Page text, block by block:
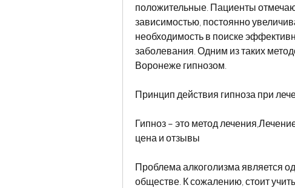
положительные. Пациенты
зависимостью, постоянно
необходимость в поиске
заболевания. Одним из таких
Воронеже гипнозом.
Принцип действия гипноза при
Гипноз – это метод
цена и отзывы
Проблема алкоголизма является
обществе. К сожалению, стоит